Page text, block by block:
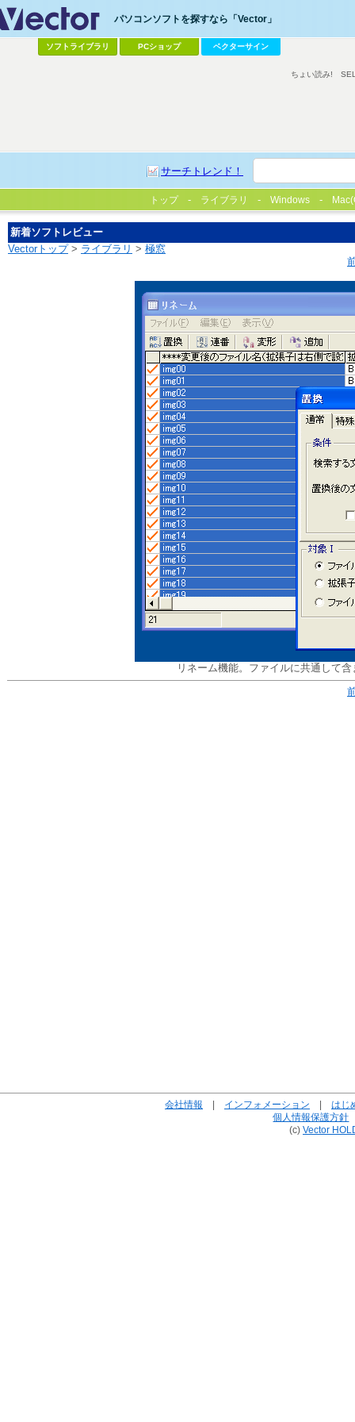
パソコンソフトを探すなら「Vector」
ソフトライブラリ PCショップ ベクターサイン
サーチトレンド！
ちょい読み!
トップ ライブラリ Windows
新着ソフトレビュー
Vectorトップ> ライブラリ > 極窓
リネーム機能。ファイルに共通して
会社情報 | インフォメーション | はじ
個人情報保護方針
(c) Vector